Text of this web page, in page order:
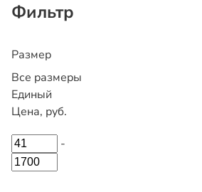
Фильтр
Размер
Все размеры
Единый
Цена, руб.
-